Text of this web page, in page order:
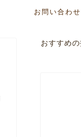
お問い合わせ
おすすめ